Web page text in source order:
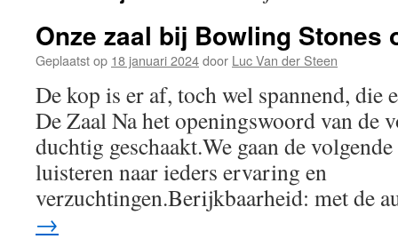
Onze zaal bij Bowling Stones
Geplaatst op 18 januari 2024door Luc Van der Steen
De kop is er af, toch wel spannend, die
De Zaal Na het openingswoord van de
duchtig geschaakt.We gaan de
luisteren naar ieders ervaring en
verzuchtingen.Berijkbaarheid: met de
→